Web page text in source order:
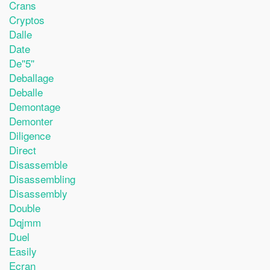
Crans
Cryptos
Dalle
Date
De''5''
Deballage
Deballe
Demontage
Demonter
Diligence
Direct
Disassemble
Disassembling
Disassembly
Double
Dqjmm
Duel
Easily
Ecran